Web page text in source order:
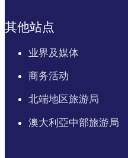
其他站点
业界及媒体
商务活动
北端地区旅游局
澳大利亞中部旅游局